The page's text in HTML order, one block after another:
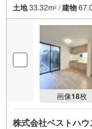
土地33.32m2 /建物
画像18枚
株式会社ベストハウ